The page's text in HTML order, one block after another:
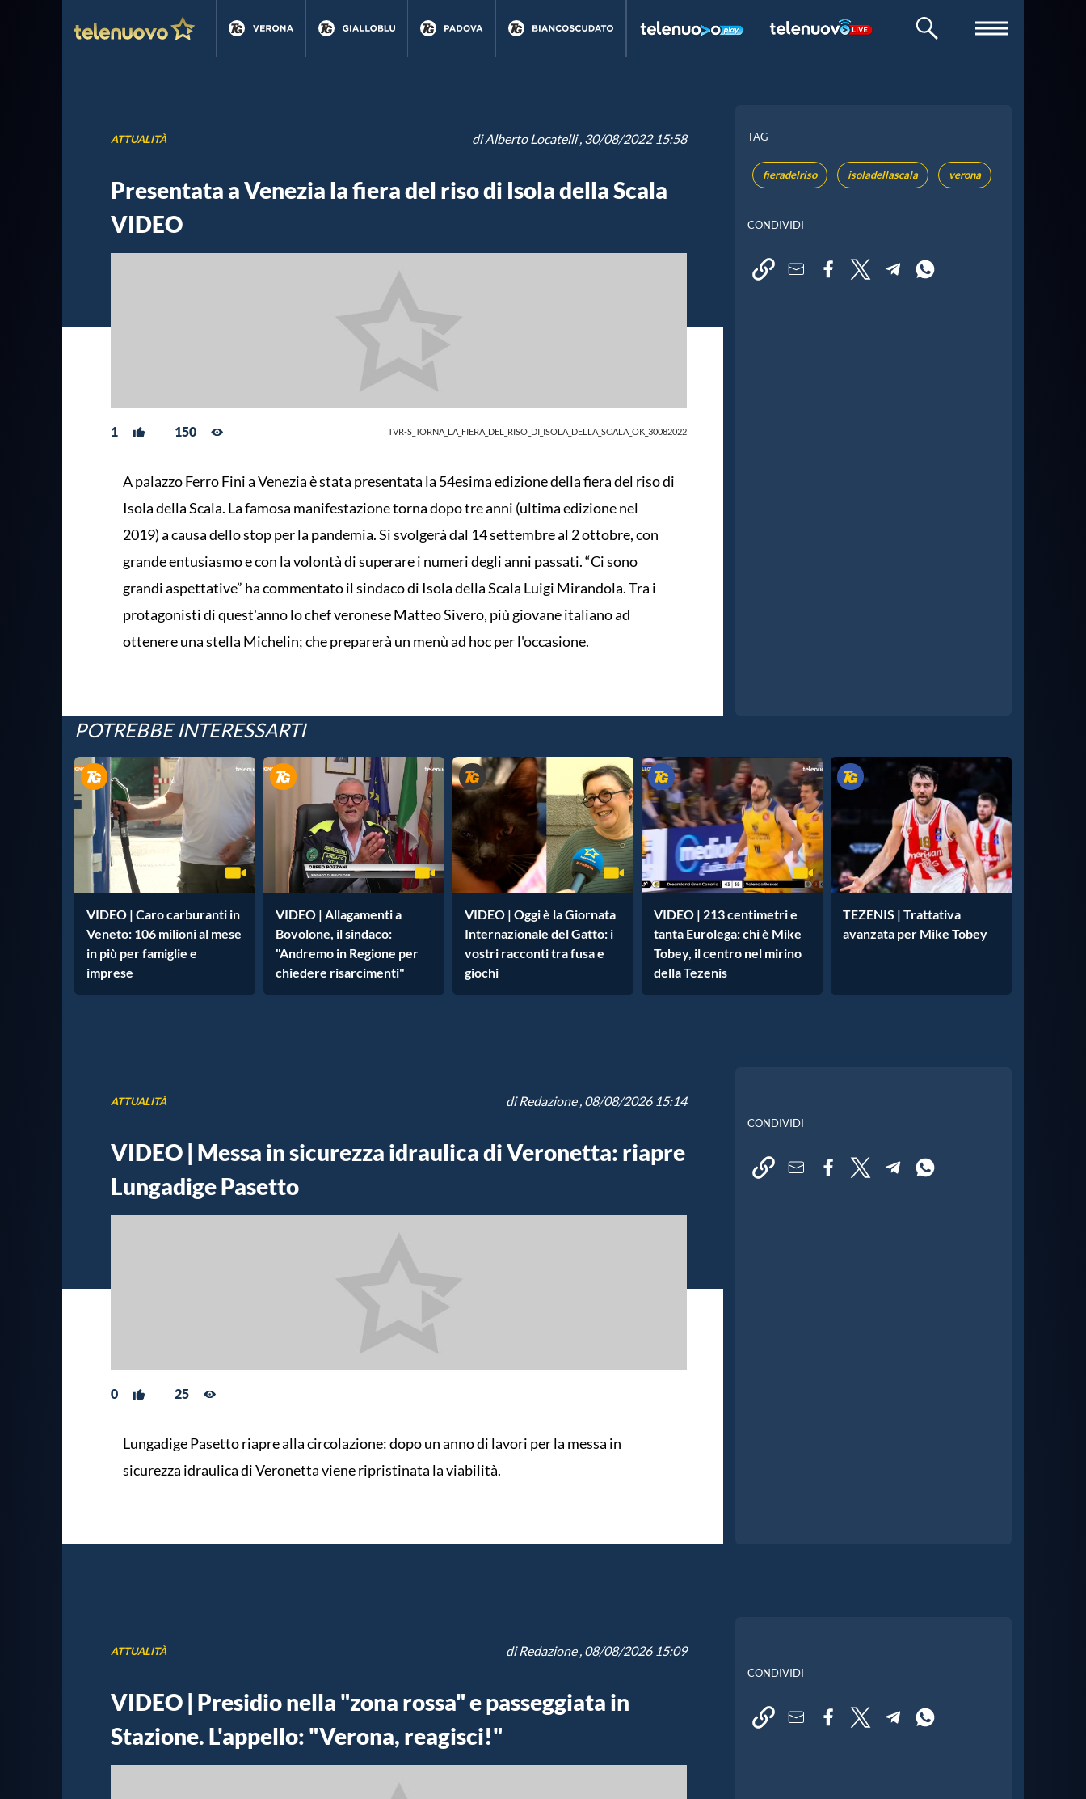
CERCA
ATTUALITÀ diAlberto Locatelli, 30/08/2022 15:58
Presentata a Venezia la fiera del riso di Isola della Scala
VIDEO
1 150 TVR-S_TORNA_LA_FIERA_DEL_RISO_DI_ISOLA_DELLA_SCALA_OK_30082022
A palazzo Ferro Fini a Venezia è stata presentata la 54esima edizione della fiera del riso di
Isola della Scala. La famosa manifestazione torna dopo tre anni (ultima edizione nel
2019) a causa dello stop per la pandemia. Si svolgerà dal 14 settembre al 2 ottobre, con
grande entusiasmo e con la volontà di superare i numeri degli anni passati. “Ci sono
grandi aspettative” ha commentato il sindaco di Isola della Scala Luigi Mirandola. Tra i
protagonisti di quest'anno lo chef veronese Matteo Sivero, più giovane italiano ad
ottenere una stella Michelin; che preparerà un menù ad hoc per l'occasione.
TAG
fieradelriso isoladellascala verona
CONDIVIDI
POTREBBE INTERESSARTI
VIDEO | Caro carburanti in
Veneto: 106 milioni al mese
in più per famiglie e
imprese
VIDEO | Allagamenti a
Bovolone, il sindaco:
"Andremo in Regione per
chiedere risarcimenti"
VIDEO | Oggi è la Giornata
Internazionale del Gatto: i
vostri racconti tra fusa e
giochi
VIDEO | 213 centimetri e
tanta Eurolega: chi è Mike
Tobey, il centro nel mirino
della Tezenis
TEZENIS | Trattativa
avanzata per Mike Tobey
ATTUALITÀ diRedazione, 08/08/2026 15:14
VIDEO | Messa in sicurezza idraulica di Veronetta: riapre
Lungadige Pasetto
0 25
Lungadige Pasetto riapre alla circolazione: dopo un anno di lavori per la messa in
sicurezza idraulica di Veronetta viene ripristinata la viabilità.
CONDIVIDI
ATTUALITÀ diRedazione, 08/08/2026 15:09
VIDEO | Presidio nella "zona rossa" e passeggiata in
Stazione. L'appello: "Verona, reagisci!"
CONDIVIDI